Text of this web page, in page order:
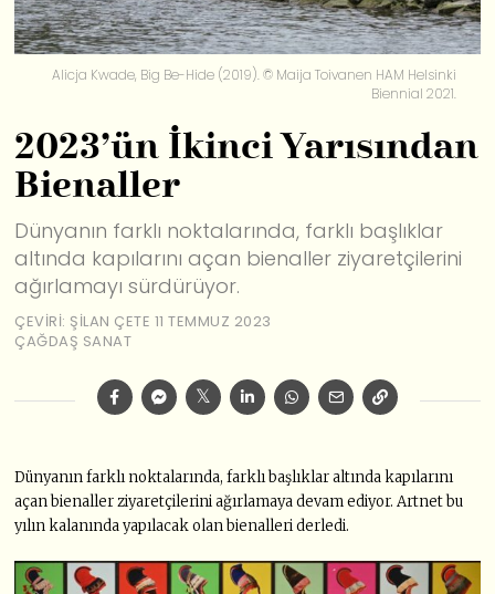
Alicja Kwade, Big Be-Hide (2019). © Maija Toivanen HAM Helsinki
Biennial 2021.
2023’ün İkinci Yarısından
Bienaller
Dünyanın farklı noktalarında, farklı başlıklar
altında kapılarını açan bienaller ziyaretçilerini
ağırlamayı sürdürüyor.
ÇEVIRI: ŞILAN ÇETE 11 TEMMUZ 2023
ÇAĞDAŞ SANAT
Dünyanın farklı noktalarında, farklı başlıklar altında kapılarını
açan bienaller ziyaretçilerini ağırlamaya devam ediyor. Artnet bu
yılın kalanında yapılacak olan bienalleri derledi.